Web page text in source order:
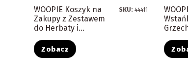
WOOPIE Koszyk na
Zakupy z Zestawem
do Herbaty i...
SKU:44411
Zobacz